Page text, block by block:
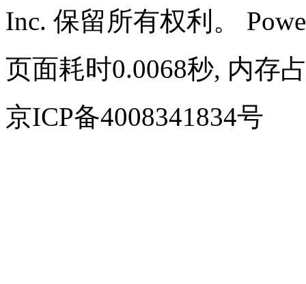
Inc. 保留所有权利。
页面耗时0.0068秒, 内存
京ICP备4008341834号